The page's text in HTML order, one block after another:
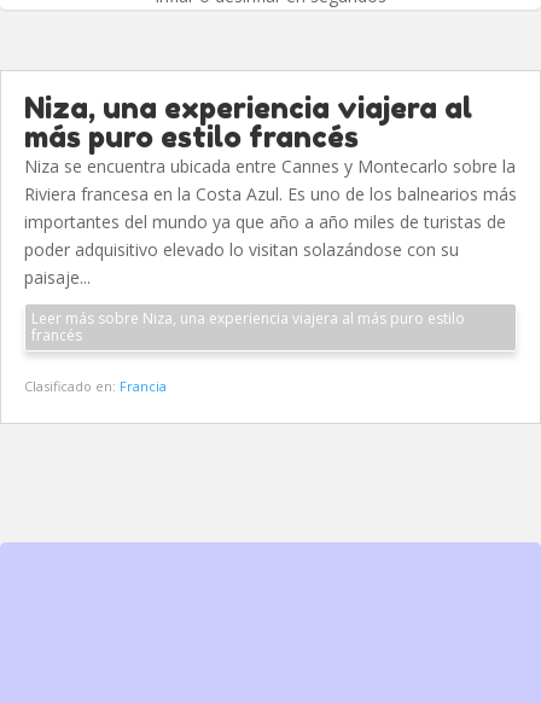
Niza, una experiencia viajera al
más puro estilo francés
Niza se encuentra ubicada entre Cannes y Montecarlo sobre la
Riviera francesa en la Costa Azul. Es uno de los balnearios más
importantes del mundo ya que año a año miles de turistas de
poder adquisitivo elevado lo visitan solazándose con su
paisaje...
Leer más sobre Niza, una experiencia viajera al más puro estilo
francés
Clasificado en: Francia